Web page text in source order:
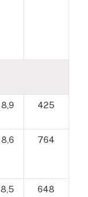
8,9 425
8,6 764
8,5 648